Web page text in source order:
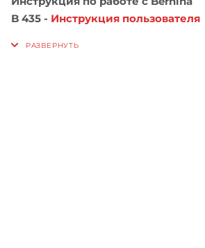
B 435 - Инструкция пользователя